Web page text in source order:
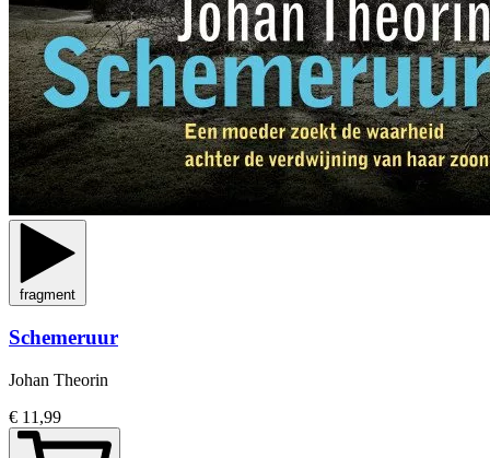
fragment
Schemeruur
Johan Theorin
€ 11,99